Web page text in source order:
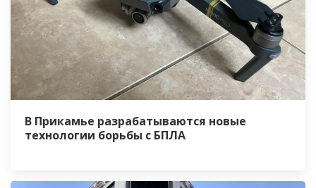
В Прикамье разрабатываются новые
технологии борьбы с БПЛА